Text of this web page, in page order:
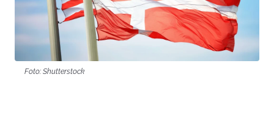
Foto: Shutterstock